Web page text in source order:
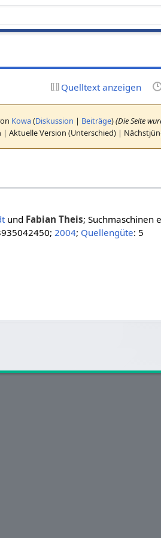
Quelltext anzeigen
Kowa(Diskussion | Beiträge)(Die Seite
Aktuelle Version (Unterschied) |
und Fabian Theis; Suchmaschinen
2004; Quellengüte: 5